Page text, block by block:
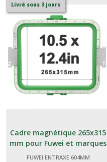
Livré sous 3 jours
Cadre magnétique 265x315
mm pour Fuwei et marques
génériques Chinoises
FUWEI ENTRAXE 604MM